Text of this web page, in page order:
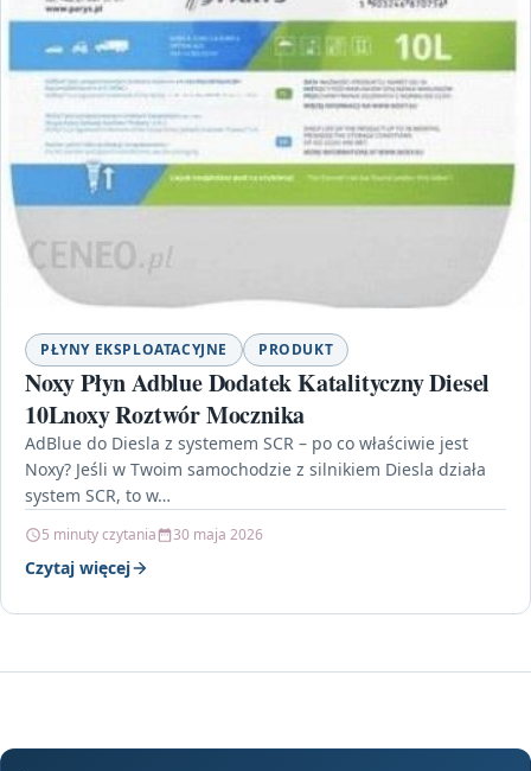
PŁYNY EKSPLOATACYJNE PRODUKT
Noxy Płyn Adblue Dodatek Katalityczny Diesel
10Lnoxy Roztwór Mocznika
AdBlue do Diesla z systemem SCR – po co właściwie jest
Noxy? Jeśli w Twoim samochodzie z silnikiem Diesla działa
system SCR, to w…
5 minuty czytania 30 maja 2026
Czytaj więcej